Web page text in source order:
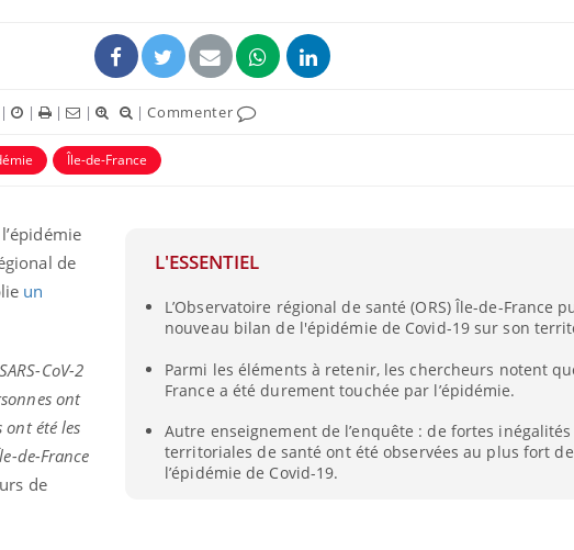
| | | | |Commenter
Île-de-France
L'ESSENTIEL
L’Observatoire régional de santé (ORS) Île-de-France
nouveau bilan de l'épidémie de Covid-19 sur son
Parmi les éléments à retenir, les chercheurs notent
France a été durement touchée par l’épidémie.
Autre enseignement de l’enquête : de fortes
territoriales de santé ont été observées au plus fort de
l’épidémie de Covid-19.
de
un
CoV-2
ont
ont été les
de-France
de